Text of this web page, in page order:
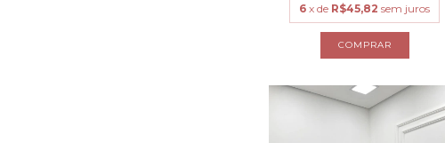
6 x de R$45,82 sem juros
COMPRAR